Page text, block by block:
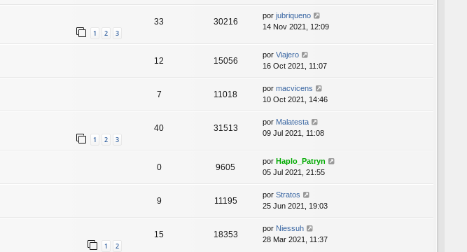
1 2 3
33 30216
por jubriqueno
14 Nov 2021, 12:09
12 15056
por Viajero
16 Oct 2021, 11:07
7 11018
por macvicens
10 Oct 2021, 14:46
1 2 3
40 31513
por Malatesta
09 Jul 2021, 11:08
0 9605
por Haplo_Patryn
05 Jul 2021, 21:55
9 11195
por Stratos
25 Jun 2021, 19:03
1 2
15 18353
por Niessuh
28 Mar 2021, 11:37